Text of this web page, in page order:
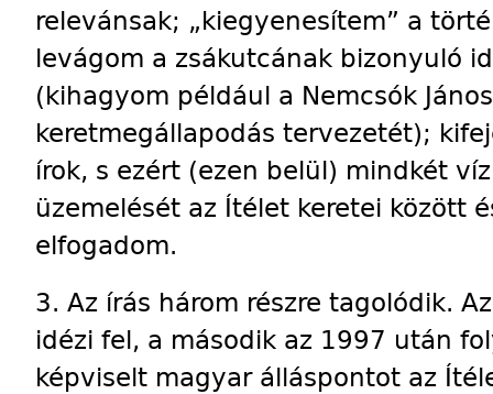
relevánsak; „kiegyenesítem” a
levágom a zsákutcának bizonyuló
(kihagyom például a Nemcsók
keretmegállapodás tervezetét);
írok, s ezért (ezen belül) mindkét
üzemelését az Ítélet keretei között
elfogadom.
3. Az írás három részre tagolódik.
idézi fel, a második az 1997 után
képviselt magyar álláspontot az